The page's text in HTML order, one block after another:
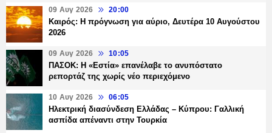
09 Αυγ 2026 20:00
Καιρός: Η πρόγνωση για αύριο, Δευτέρα 10 Αυγούστου
2026
09 Αυγ 2026 10:05
ΠΑΣΟΚ: Η «Εστία» επανέλαβε το ανυπόστατο
ρεπορτάζ της χωρίς νέο περιεχόμενο
10 Αυγ 2026 06:05
Ηλεκτρική διασύνδεση Ελλάδας – Κύπρου: Γαλλική
ασπίδα απέναντι στην Τουρκία